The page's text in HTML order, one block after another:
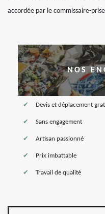
accordée par le commissaire-
NOS
Devis et déplacement
Sans engagement
Artisan passionné
Prix imbattable
Travail de qualité